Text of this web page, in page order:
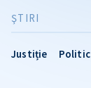
ŞTIRI
Justiție Politic